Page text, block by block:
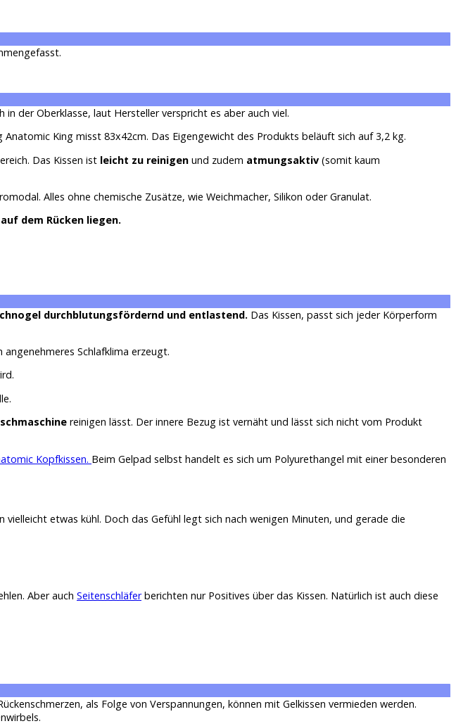
in der Oberklasse, laut Hersteller verspricht es aber auch viel.
King misst 83x42cm. Das Eigengewicht des Produkts beläuft sich auf 3,2 kg.
Das Kissen ist leicht zu reinigen und zudem atmungsaktiv (somit kaum
Alles ohne chemische Zusätze, wie Weichmacher, Silikon oder Granulat.
dem Rücken liegen.
durchblutungsfördernd und entlastend. Das Kissen, passt sich jeder Körperform
Schlafklima erzeugt.
reinigen lässt. Der innere Bezug ist vernäht und lässt sich nicht vom Produkt
Kopfkissen. Beim Gelpad selbst handelt es sich um Polyurethangel mit einer besonderen
vielleicht etwas kühl. Doch das Gefühl legt sich nach wenigen Minuten, und gerade die
Aber auch Seitenschläferberichten nur Positives über das Kissen. Natürlich ist auch diese
als Folge von Verspannungen, können mit Gelkissen vermieden werden.